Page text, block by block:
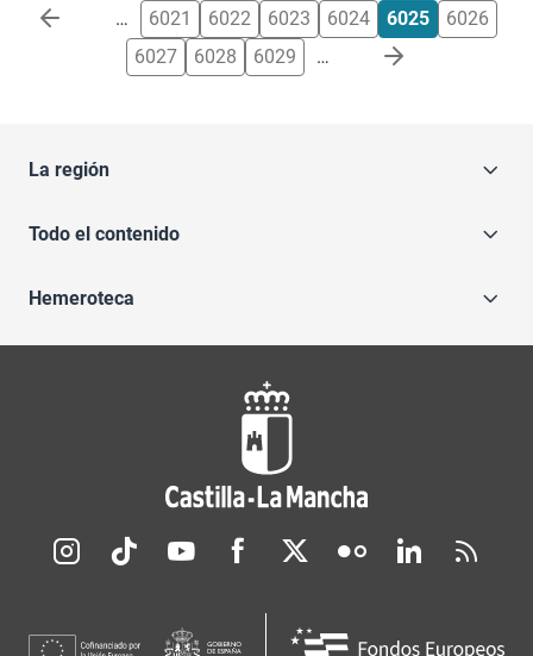
Paginación … 6021 6022 6023 6024 6025
6026
6027
6028 6029 …
La región
Todo el contenido
Hemeroteca
Redes sociales JCCM